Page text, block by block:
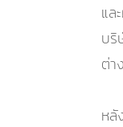
แล
บริ
ต่า
หลั